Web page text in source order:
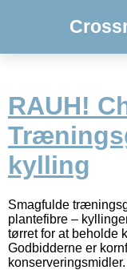
RAUH!
kylling
Smagfulde
plantefibre –
tørret for at beholde
Godbidderne er